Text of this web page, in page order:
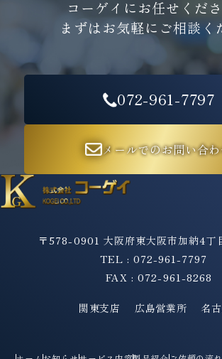
コーゲイにお任せくださ
まずはお気軽にご相談く
072-961-7797
メールでのお問い合
〒578-0901 大阪府東大阪市加納4
TEL : 072-961-7797
FAX : 072-961-8268
関東支店 広島営業所 名